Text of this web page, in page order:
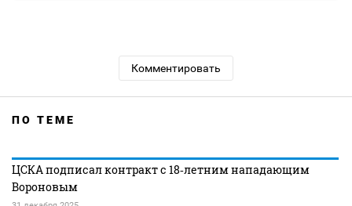
Комментировать
ПО ТЕМЕ
ЦСКА подписал контракт с 18‑летним нападающим
Вороновым